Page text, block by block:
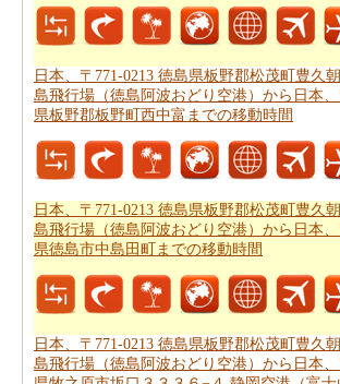
日本、〒771-0213 徳島県板野郡松茂町
421-0411 静岡県牧之原市坂口３３３６−
士山静岡空港）まで 飛行機で飛びます、
いかかります。日本、〒771-0213 徳島
久朝日野１６−２ 徳島飛行場（徳島阿
岡空港（富士山静岡空港）までの飛行距
さい。
日本、〒771-0213 徳島県板野郡松茂
−２ 徳島飛行場（徳島阿波おどり空港）
0411 静岡県牧之原市坂口３３３６−４
静岡空港）までの旅行する方法について
日本、〒771-0213 徳島県板野郡松茂町豊久
島飛行場（徳島阿波おどり空港）から日本、
県板野郡板野町西中富までの移動時間
日本、〒771-0213 徳島県板野郡松茂町豊久
島飛行場（徳島阿波おどり空港）から日本、
県徳島市中島田町までの移動時間
日本、〒771-0213 徳島県板野郡松茂町豊久
島飛行場（徳島阿波おどり空港）から日本、